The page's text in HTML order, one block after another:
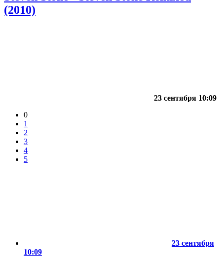
(2010)
23 сентября 10:09
0
1
2
3
4
5
23 сентября
10:09